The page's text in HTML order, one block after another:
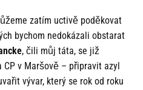
zatím uctivě poděkovat
bychom nedokázali obstarat
, čili můj táta, se již
v Maršově – připravit azyl
vývar, který se rok od roku